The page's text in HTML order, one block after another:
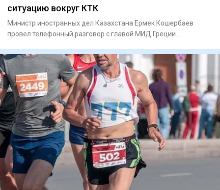
ситуацию вокруг КТК
Министр иностранных дел Казахстана Ермек Кошербаев
провел телефонный разговор с главой МИД Греции